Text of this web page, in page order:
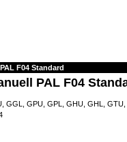
F04 Standard
PAL F04
GGL, GPU, GPL, GHU, GHL, GTU,